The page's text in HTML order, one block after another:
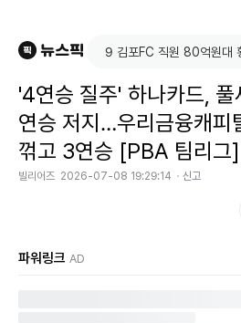
'4연승 질주' 하나카드, 풀
연승 저지…우리금융캐피
꺾고 3연승 [PBA 팀리그]
빌리어즈 2026-07-08 19:29:14 신고
파워링크 AD